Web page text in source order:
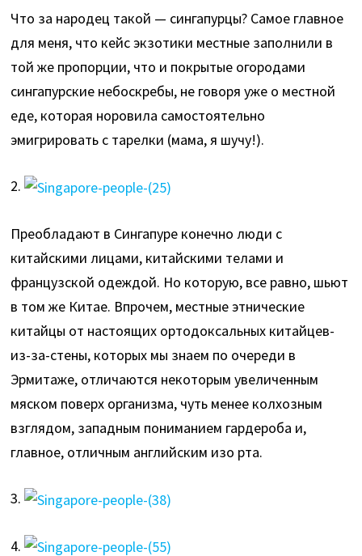
Что за народец такой — сингапурцы? Самое главное
для меня, что кейс экзотики местные заполнили в
той же пропорции, что и покрытые огородами
сингапурские небоскребы, не говоря уже о местной
еде, которая норовила самостоятельно
эмигрировать с тарелки (мама, я шучу!).
2.
Преобладают в Сингапуре конечно люди с
китайскими лицами, китайскими телами и
французской одеждой. Но которую, все равно, шьют
в том же Китае. Впрочем, местные этнические
китайцы от настоящих ортодоксальных китайцев-
из-за-стены, которых мы знаем по очереди в
Эрмитаже, отличаются некоторым увеличенным
мяском поверх организма, чуть менее колхозным
взглядом, западным пониманием гардероба и,
главное, отличным английским изо рта.
3.
4.